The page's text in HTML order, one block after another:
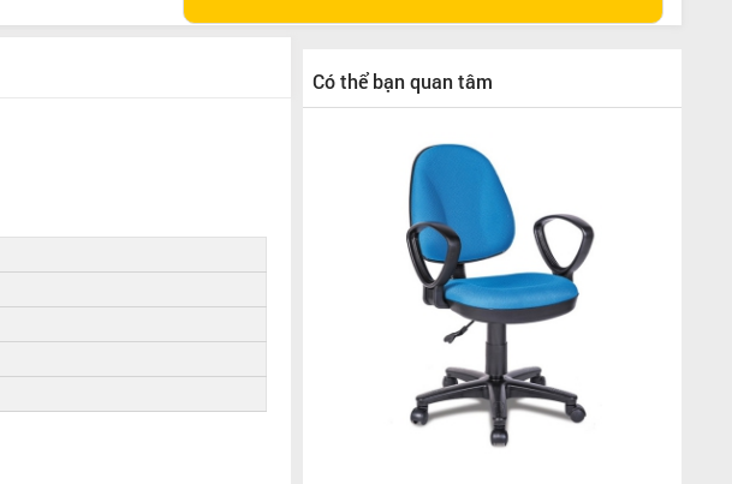
Có thể bạn quan tâm